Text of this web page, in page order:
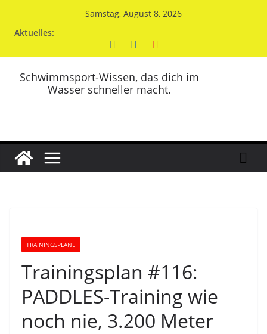
Samstag, August 8, 2026
Aktuelles:
Schwimmsport-Wissen, das dich im
Wasser schneller macht.
TRAININGSPLÄNE
Trainingsplan #116:
PADDLES-Training wie
noch nie, 3.200 Meter